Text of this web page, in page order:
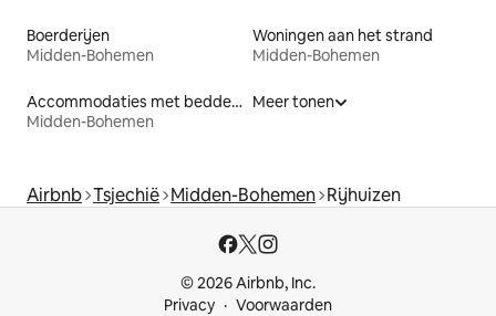
Boerderijen
Midden-Bohemen
Woningen aan het strand
Midden-Bohemen
Accommodaties met bedden op toegankelijke hoogte
Midden-Bohemen
Meer tonen
Airbnb Tsjechië Midden-Bohemen Rijhuizen
© 2026 Airbnb, Inc.
Privacy
Voorwaarden